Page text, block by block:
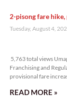
2-pisong fare hike,
Tuesday, August 4,
5,763 total views
Franchising and
provisional fare
READ MORE »